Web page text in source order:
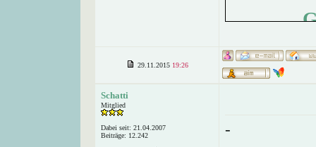
29.11.2015 19:26
Schatti
Mitglied
Dabei seit: 21.04.2007
Beiträge: 12.242
-